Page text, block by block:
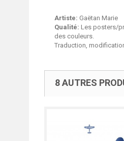
Artiste: Gaëtan Marie
Qualité: Les posters/
des couleurs.
Traduction,
8 AUTRES